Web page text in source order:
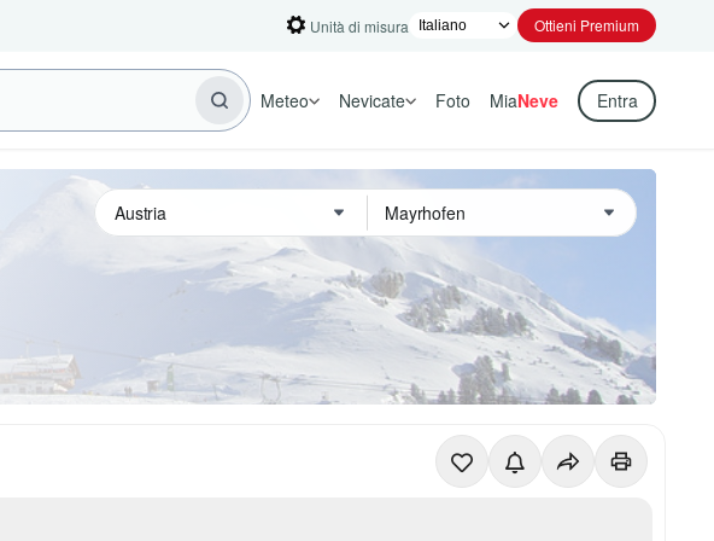
Unità di misura Ottieni Premium
Meteo Nevicate Foto MiaNeve Entra